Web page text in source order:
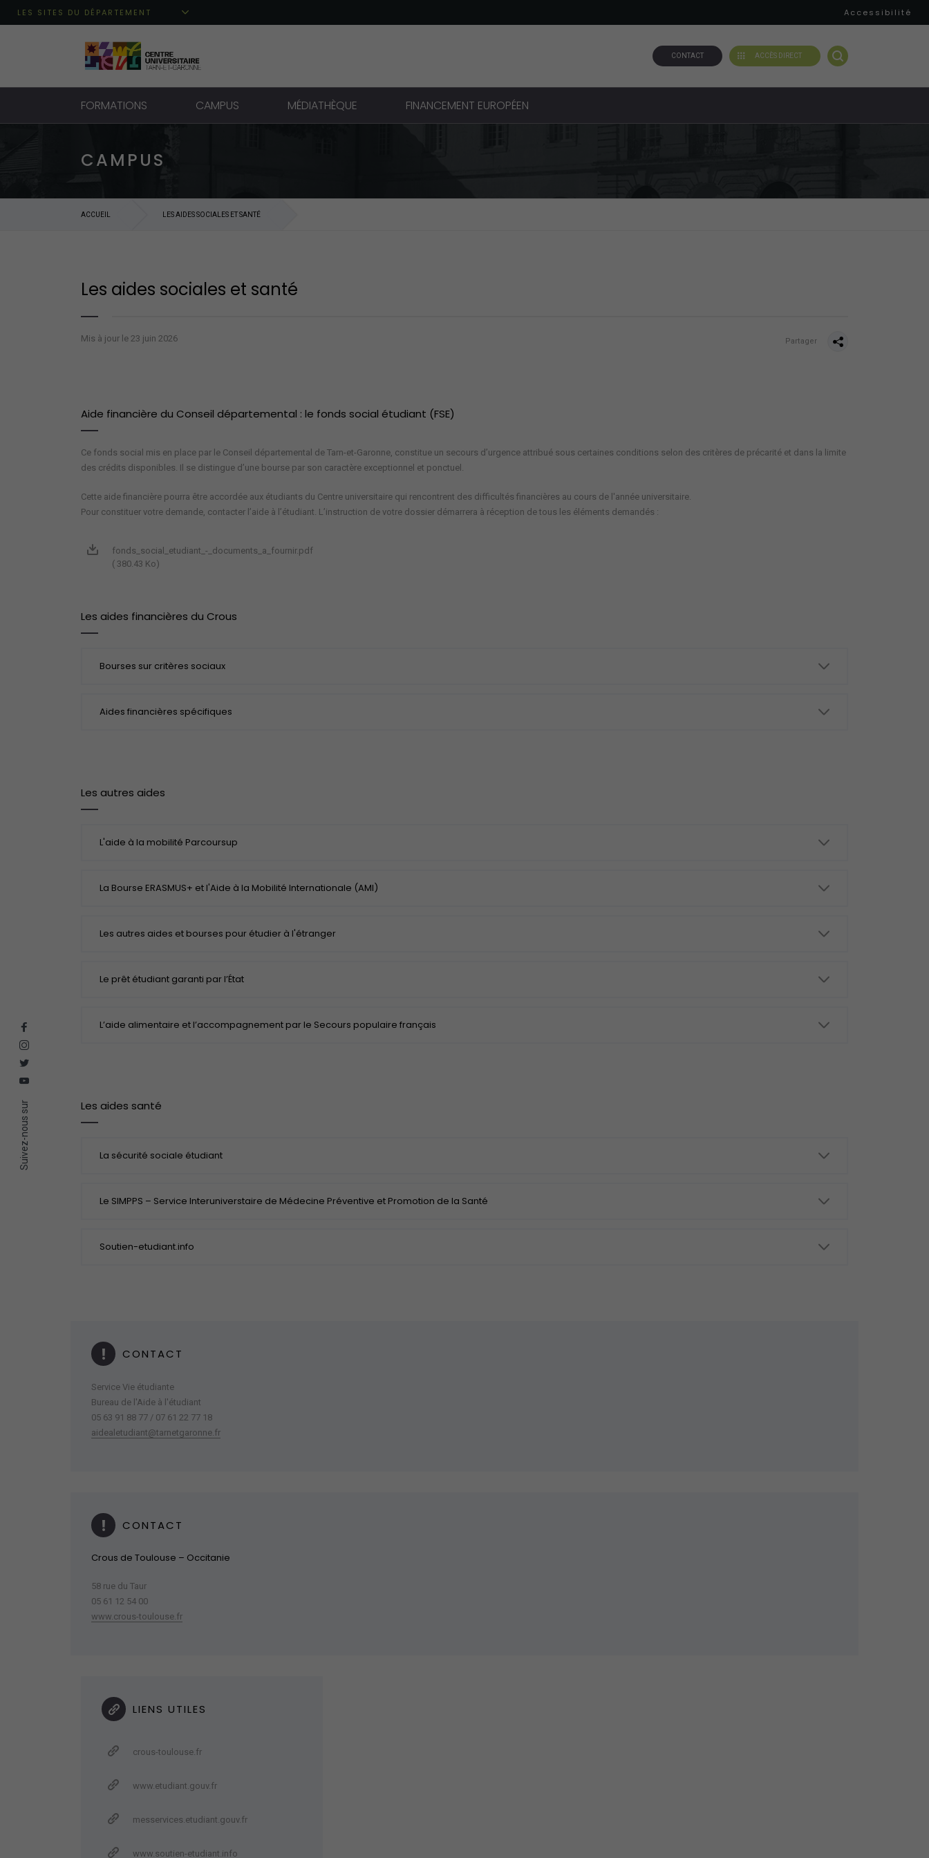
Aller au menu principal
Aller au contenu
Aller à la recherche
LES SITES DU DÉPARTEMENT Accessibilité
Suivez-nous sur
CONTACT ACCÈS DIRECT
FORMATIONS CAMPUS MÉDIATHÈQUE FINANCEMENT EUROPÉEN
CAMPUS
ACCUEIL LES AIDES SOCIALES ET SANTÉ
Les aides sociales et santé
Mis à jour le 23 juin 2026 Partager
Aide financière du Conseil départemental : le fonds social étudiant (FSE)
Ce fonds social mis en place par le Conseil départemental de Tarn-et-Garonne, constitue un secours d’urgence attribué sous certaines conditions selon des critères de précarité et dans la limite
des crédits disponibles. Il se distingue d’une bourse par son caractère exceptionnel et ponctuel.
Cette aide financière pourra être accordée aux étudiants du Centre universitaire qui rencontrent des difficultés financières au cours de l'année universitaire.
Pour constituer votre demande, contacter l’aide à l’étudiant. L’instruction de votre dossier démarrera à réception de tous les éléments demandés :
fonds_social_etudiant_-_documents_a_fournir.pdf
( 380.43 Ko)
Les aides financières du Crous
Bourses sur critères sociaux
Aides financières spécifiques
Les autres aides
L'aide à la mobilité Parcoursup
La Bourse ERASMUS+ et l'Aide à la Mobilité Internationale (AMI)
Les autres aides et bourses pour étudier à l'étranger
Le prêt étudiant garanti par l’État
L’aide alimentaire et l’accompagnement par le Secours populaire français
Les aides santé
La sécurité sociale étudiant
Le SIMPPS – Service Interuniverstaire de Médecine Préventive et Promotion de la Santé
Soutien-etudiant.info
CONTACT
Service Vie étudiante
Bureau de l'Aide à l'étudiant
05 63 91 88 77 / 07 61 22 77 18
aidealetudiant@tarnetgaronne.fr
CONTACT
Crous de Toulouse – Occitanie
58 rue du Taur
05 61 12 54 00
www.crous-toulouse.fr
LIENS UTILES
crous-toulouse.fr
www.etudiant.gouv.fr
messervices.etudiant.gouv.fr
www.soutien-etudiant.info